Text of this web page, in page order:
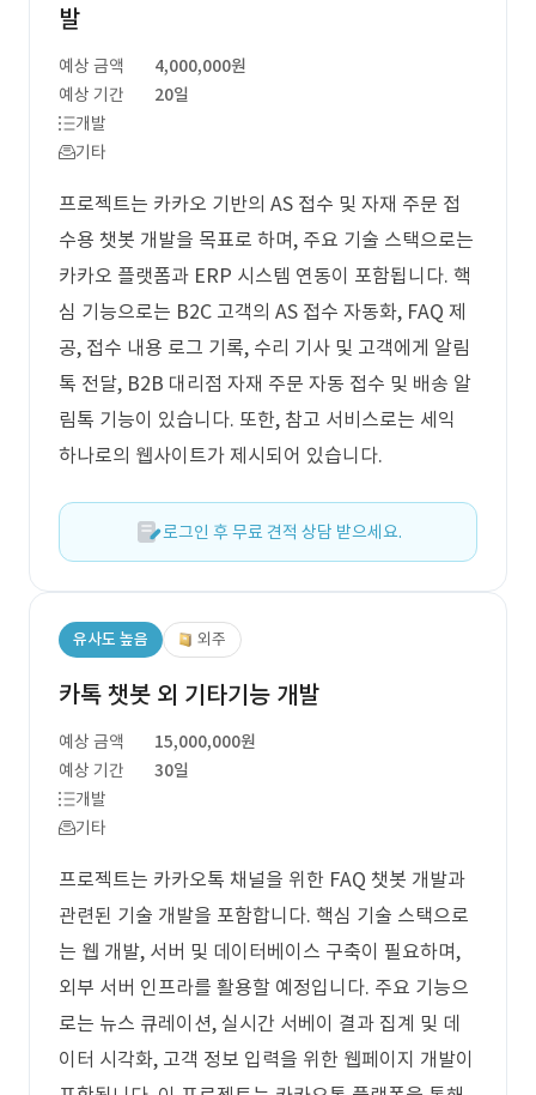
발
예상 금액
4,000,000원
예상 기간
20일
개발
기타
프로젝트는 카카오 기반의 AS 접수 및 자재 주문 접
수용 챗봇 개발을 목표로 하며, 주요 기술 스택으로는
카카오 플랫폼과 ERP 시스템 연동이 포함됩니다. 핵
심 기능으로는 B2C 고객의 AS 접수 자동화, FAQ 제
공, 접수 내용 로그 기록, 수리 기사 및 고객에게 알림
톡 전달, B2B 대리점 자재 주문 자동 접수 및 배송 알
림톡 기능이 있습니다. 또한, 참고 서비스로는 세익
하나로의 웹사이트가 제시되어 있습니다.
로그인 후 무료 견적 상담 받으세요.
유사도 높음 외주
카톡 챗봇 외 기타기능 개발
예상 금액
15,000,000원
예상 기간
30일
개발
기타
프로젝트는 카카오톡 채널을 위한 FAQ 챗봇 개발과
관련된 기술 개발을 포함합니다. 핵심 기술 스택으로
는 웹 개발, 서버 및 데이터베이스 구축이 필요하며,
외부 서버 인프라를 활용할 예정입니다. 주요 기능으
로는 뉴스 큐레이션, 실시간 서베이 결과 집계 및 데
이터 시각화, 고객 정보 입력을 위한 웹페이지 개발이